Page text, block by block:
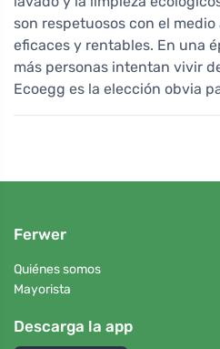
son respetuosos con el
eficaces y rentables. En una
más personas intentan vivir
Ecoegg es la elección obvia
Ferwer
Quiénes somos
Mayorista
Descarga la app